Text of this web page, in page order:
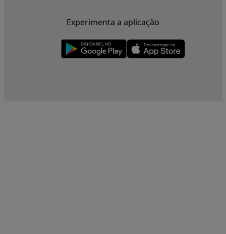
Experimenta a aplicação